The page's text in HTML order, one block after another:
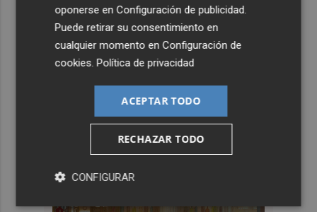
oponerse enConfiguración de publicidad
Puede retirar su consentimiento en
cualquier momento enConfiguración de
cookies .Política de privacidad
ACEPTAR TODO
RECHAZAR TODO
CONFIGURAR